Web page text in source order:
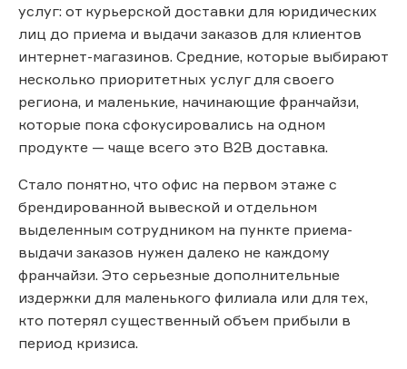
услуг: от курьерской доставки для юридических
лиц до приема и выдачи заказов для клиентов
интернет-магазинов. Средние, которые выбирают
несколько приоритетных услуг для своего
региона, и маленькие, начинающие франчайзи,
которые пока сфокусировались на одном
продукте — чаще всего это В2В доставка.
Стало понятно, что офис на первом этаже с
брендированной вывеской и отдельном
выделенным сотрудником на пункте приема-
выдачи заказов нужен далеко не каждому
франчайзи. Это серьезные дополнительные
издержки для маленького филиала или для тех,
кто потерял существенный объем прибыли в
период кризиса.